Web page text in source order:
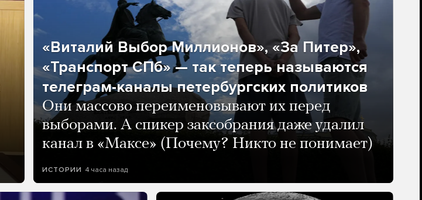
«Виталий Выбор Миллионов», «За Питер»,
«Транспорт СПб» — так теперь называются
телеграм-каналы петербургских политиков
Они массово переименовывают их перед
выборами. А спикер заксобрания даже удалил
канал в «Максе» (Почему? Никто не понимает)
ИСТОРИИ 4 часа назад